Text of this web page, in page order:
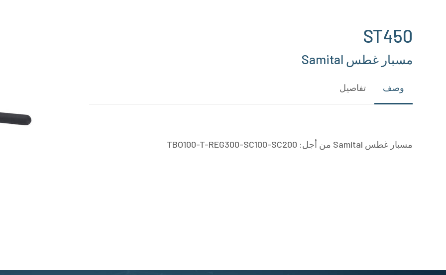
ST450
مسبار غطس Samital
وصف تفاصيل
مسبار غطس Samital من أجل: TBO100-T-REG300-SC100-SC200